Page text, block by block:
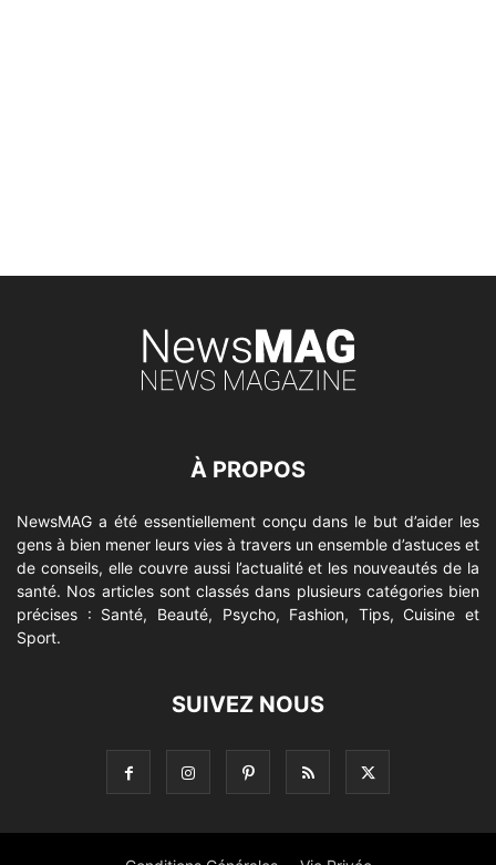
À PROPOS
NewsMAG a été essentiellement conçu dans le but d’aider les
gens à bien mener leurs vies à travers un ensemble d’astuces et
de conseils, elle couvre aussi l’actualité et les nouveautés de la
santé. Nos articles sont classés dans plusieurs catégories bien
précises : Santé, Beauté, Psycho, Fashion, Tips, Cuisine et
Sport.
SUIVEZ NOUS